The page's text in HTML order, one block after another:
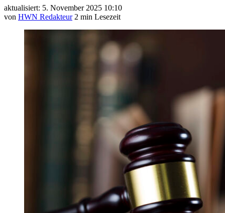
aktualisiert: 5. November 2025 10:10
von HWN Redakteur 2 min Lesezeit